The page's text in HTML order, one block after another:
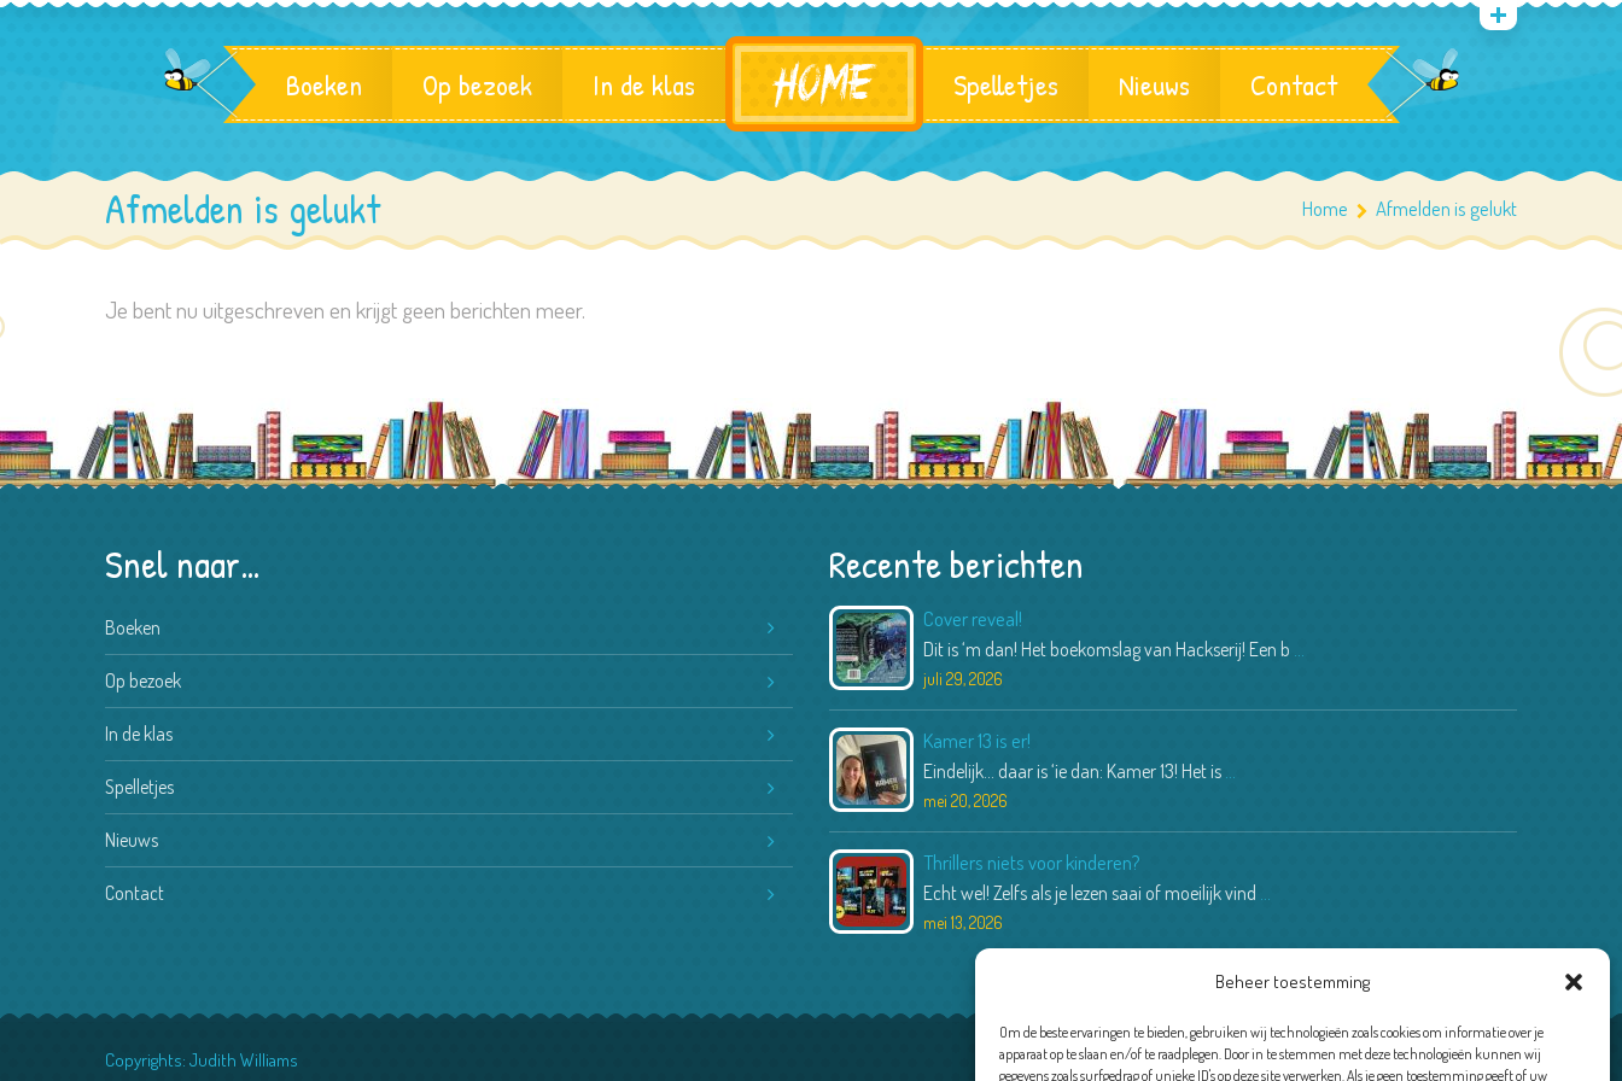
Beheer toestemming
Om de beste ervaringen te bieden, gebruiken wij technologieën zoals cookies om informatie over je
apparaat op te slaan en/of te raadplegen. Door in te stemmen met deze technologieën kunnen wij
gegevens zoals surfgedrag of unieke ID's op deze site verwerken. Als je geen toestemming geeft of uw
Boeken Op bezoek In de klas Spelletjes Nieuws Contact
Afmelden is gelukt Home Afmelden is gelukt
Je bent nu uitgeschreven en krijgt geen berichten meer.
Snel naar…
Boeken
Op bezoek
In de klas
Spelletjes
Nieuws
Contact
Recente berichten
Cover reveal!
Dit is ‘m dan! Het boekomslag van Hackserij! Een b ...
juli 29, 2026
Kamer 13 is er!
Eindelijk… daar is ‘ie dan: Kamer 13! Het is ...
mei 20, 2026
Thrillers niets voor kinderen?
Echt wel! Zelfs als je lezen saai of moeilijk vind ...
mei 13, 2026
Copyrights: Judith Williams